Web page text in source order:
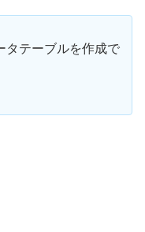
タテーブルを作成で